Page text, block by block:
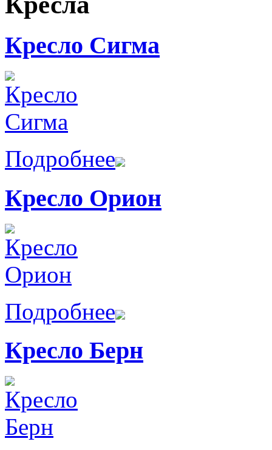
Кресло Сигма
Подробнее
Кресло Орион
Подробнее
Кресло Берн